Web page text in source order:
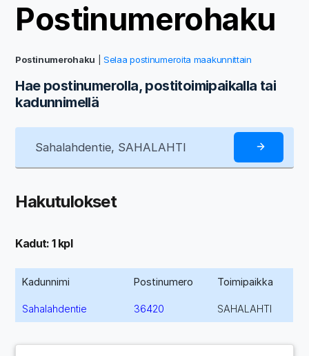
Postinumerohaku
Postinumerohaku |Selaa postinumeroita maakunnittain
Hae postinumerolla, postitoimipaikalla tai
kadunnimellä
Hakutulokset
Kadut: 1 kpl
Kadunnimi Postinumero Toimipaikka
Sahalahdentie 36420 SAHALAHTI